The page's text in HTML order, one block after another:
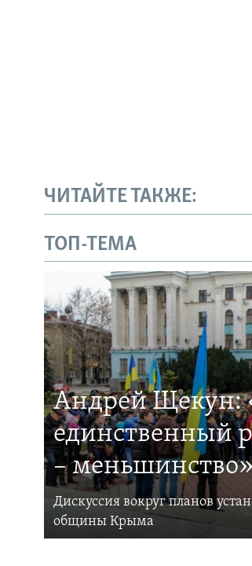
ЧИТАЙТЕ ТАКЖЕ:
ТОП-ТЕМА
Андрей Щекун:
единственный
–
Дискуссия вокруг планов
общины Крыма